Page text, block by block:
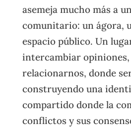
asemeja mucho más a
comunitario: un ágora,
espacio público. Un
intercambiar opiniones,
relacionarnos, donde
construyendo una
compartido donde la
conflictos y sus